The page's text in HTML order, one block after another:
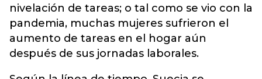
nivelación de tareas; o tal como se vio con la
pandemia, muchas mujeres sufrieron el
aumento de tareas en el hogar aún
después de sus jornadas laborales.